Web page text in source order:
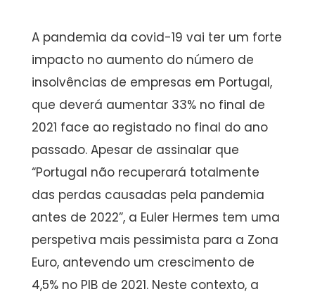
A pandemia da covid-19 vai ter um forte
impacto no aumento do número de
insolvências de empresas em Portugal,
que deverá aumentar 33% no final de
2021 face ao registado no final do ano
passado. Apesar de assinalar que
“Portugal não recuperará totalmente
das perdas causadas pela pandemia
antes de 2022”, a Euler Hermes tem uma
perspetiva mais pessimista para a Zona
Euro, antevendo um crescimento de
4,5% no PIB de 2021. Neste contexto, a